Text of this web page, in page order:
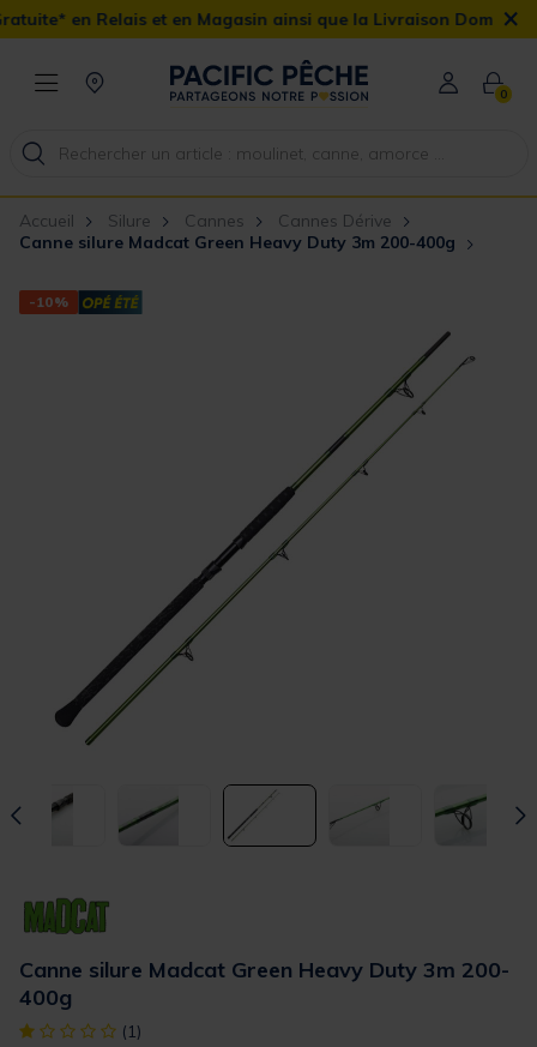
et en Magasin ainsi que la Livraison Domicile offerte dès 90€
×
0
Accueil Silure Cannes
Cannes Dérive
Canne silure Madcat Green Heavy Duty 3m 200-400g
-10%
Canne silure Madcat Green Heavy Duty 3m 200-
400g
[object Object] out of 5 Customer Rating
(1)